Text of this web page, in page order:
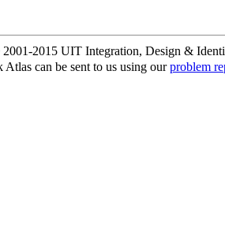
2015 UIT Integration, Design &
Atlas can be sent to us using ourproblem